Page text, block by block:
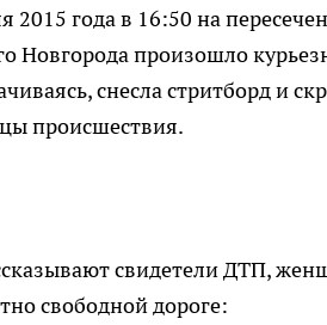
2015 года в 16:50 на
Новгорода произошло
снесла стритборд и
происшествия.
свидетели ДТП,
свободной дороге: